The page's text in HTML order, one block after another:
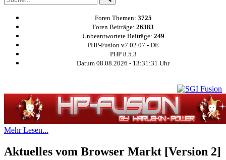
Foren Themen: 3725
Foren Beiträge: 26383
Unbeantwortete Beiträge: 249
PHP-Fusion v7.02.07 - DE
PHP 8.5.3
Datum 08.08.2026 - 13:31:31 Uhr
Mehr Lesen...
Aktuelles vom Browser Markt [Version 2]